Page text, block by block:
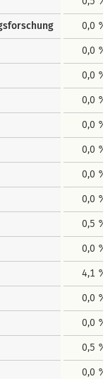
0,0
0,0
0,0
0,0
0,0
0,0
0,0
0,0
0,5
0,0
4,1
0,0
0,0
0,5
0,0